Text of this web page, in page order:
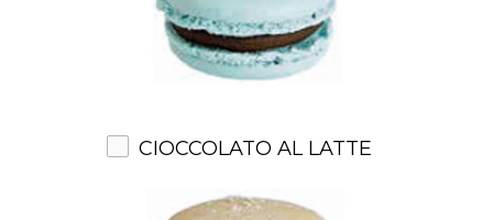
CIOCCOLATO AL LATTE